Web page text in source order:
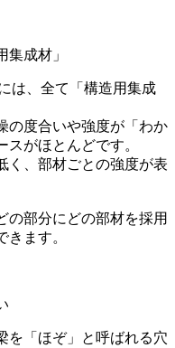
成材」
は、全て「構造用集成
の度合いや強度が「わか
がほとんどです。
く、部材ごとの強度が表
の部分にどの部材を採用
ます。
を「ほぞ」と呼ばれる穴